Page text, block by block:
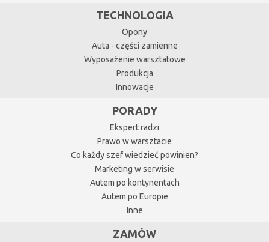
TECHNOLOGIA
Opony
Auta - części zamienne
Wyposażenie warsztatowe
Produkcja
Innowacje
PORADY
Ekspert radzi
Prawo w warsztacie
Co każdy szef wiedzieć powinien?
Marketing w serwisie
Autem po kontynentach
Autem po Europie
Inne
ZAMÓW